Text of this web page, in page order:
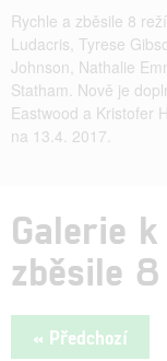
Rychle a zběsile 8
Ludacris, Tyrese
Johnson, Nathalie
Statham. Nově je
Eastwood a Kristofer
na 13.4. 2017.
Galerie
zběsile 8
« Předchozí